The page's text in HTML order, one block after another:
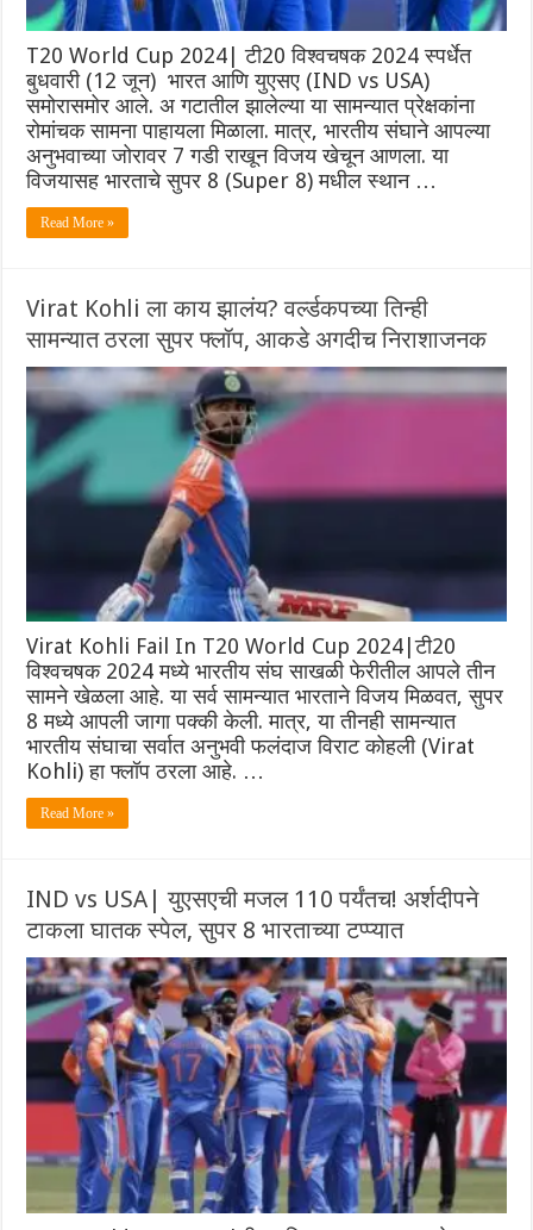
T20 World Cup 2024| टी20 विश्वचषक 2024 स्पर्धेत
बुधवारी (12 जून) भारत आणि युएसए (IND vs USA)
समोरासमोर आले. अ गटातील झालेल्या या सामन्यात प्रेक्षकांना
रोमांचक सामना पाहायला मिळाला. मात्र, भारतीय संघाने आपल्या
अनुभवाच्या जोरावर 7 गडी राखून विजय खेचून आणला. या
विजयासह भारताचे सुपर 8 (Super 8) मधील स्थान …
Read More »
Virat Kohli ला काय झालंय? वर्ल्डकपच्या तिन्ही
सामन्यात ठरला सुपर फ्लॉप, आकडे अगदीच निराशाजनक
Virat Kohli Fail In T20 World Cup 2024|टी20
विश्वचषक 2024 मध्ये भारतीय संघ साखळी फेरीतील आपले तीन
सामने खेळला आहे. या सर्व सामन्यात भारताने विजय मिळवत, सुपर
8 मध्ये आपली जागा पक्की केली. मात्र, या तीनही सामन्यात
भारतीय संघाचा सर्वात अनुभवी फलंदाज विराट कोहली (Virat
Kohli) हा फ्लॉप ठरला आहे. …
Read More »
IND vs USA| युएसएची मजल 110 पर्यंतच! अर्शदीपने
टाकला घातक स्पेल, सुपर 8 भारताच्या टप्प्यात